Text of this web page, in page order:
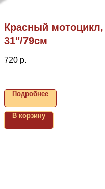
Красный мотоцикл,
31"/79см
720 р.
Подробнее
В корзину